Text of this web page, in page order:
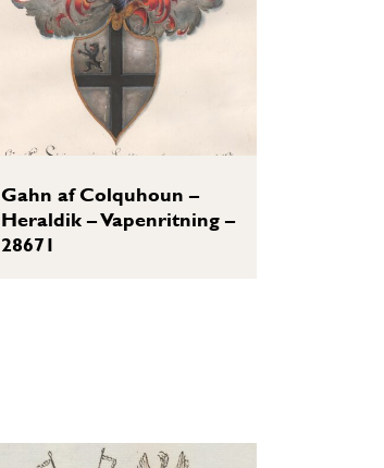
Gahn af Colquhoun –
Heraldik – Vapenritning –
28671